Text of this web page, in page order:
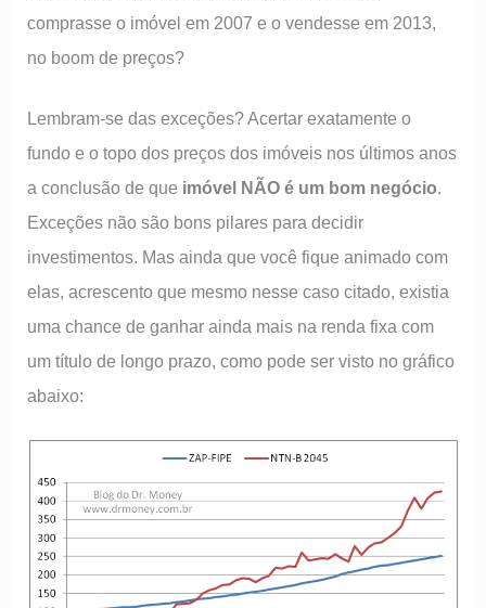
comprasse o imóvel em 2007 e o vendesse em 2013,
no boom de preços?
Lembram-se das exceções? Acertar exatamente o
fundo e o topo dos preços dos imóveis nos últimos anos
a conclusão de que imóvel NÃO é um bom negócio.
Exceções não são bons pilares para decidir
investimentos. Mas ainda que você fique animado com
elas, acrescento que mesmo nesse caso citado, existia
uma chance de ganhar ainda mais na renda fixa com
um título de longo prazo, como pode ser visto no gráfico
abaixo: